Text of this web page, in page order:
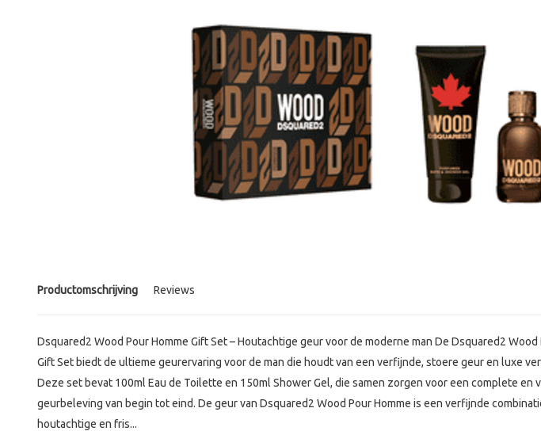
Productomschrijving Reviews
Dsquared2 Wood Pour Homme Gift Set – Houtachtige geur voor de moderne man De Dsquared2 Wood
Gift Set biedt de ultieme geurervaring voor de man die houdt van een verfijnde, stoere geur en luxe
Deze set bevat 100ml Eau de Toilette en 150ml Shower Gel, die samen zorgen voor een complete en
geurbeleving van begin tot eind. De geur van Dsquared2 Wood Pour Homme is een verfijnde
houtachtige en fris...